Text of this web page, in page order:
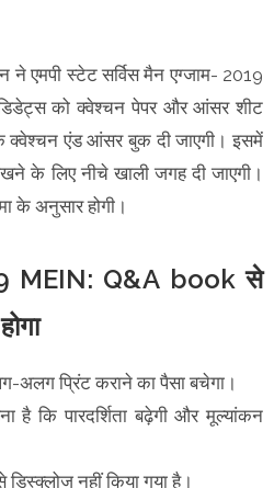
ने एमपी स्टेट सर्विस मैन एग्जाम- 2019
को क्वेश्चन पेपर और आंसर शीट
क्वेश्चन एंड आंसर बुक दी जाएगी। इसमें
के लिए नीचे खाली जगह दी जाएगी।
के अनुसार होगी।
MEIN: Q&A book से
प्रिंट कराने का पैसा बचेगा।
है कि पारदर्शिता बढ़ेगी और मूल्यांकन
डिस्क्लोज नहीं किया गया है।